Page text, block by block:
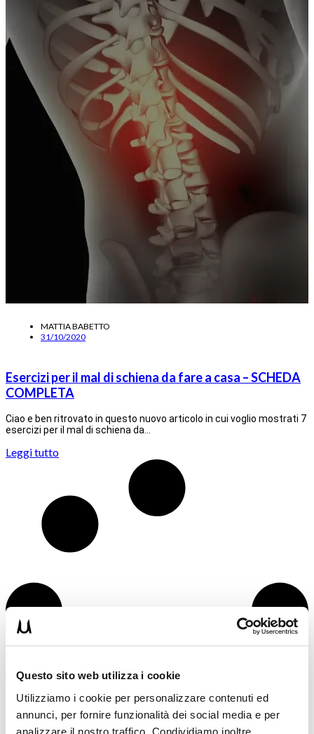
Questo sito web utilizza i cookie
Utilizziamo i cookie per personalizzare contenuti ed
annunci, per fornire funzionalità dei social media e per
analizzare il nostro traffico. Condividiamo inoltre
MATTIA BABETTO
31/10/2020
Esercizi per il mal di schiena da fare a casa – SCHEDA
COMPLETA
Ciao e ben ritrovato in questo nuovo articolo in cui voglio mostrati 7
esercizi per il mal di schiena da…
Leggi tutto